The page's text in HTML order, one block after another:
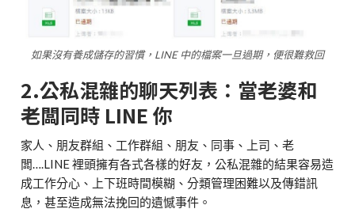
如果沒有養成儲存的習慣，LINE 中的檔案一旦過期，便很難救回
2.公私混雜的聊天列表：當老婆和
老闆同時 LINE 你
家人、朋友群組、工作群組、朋友、同事、上司、老
闆….LINE 裡頭擁有各式各樣的好友，公私混雜的結果容易造
成工作分心、上下班時間模糊、分類管理困難以及傳錯訊
息，甚至造成無法挽回的遺憾事件。